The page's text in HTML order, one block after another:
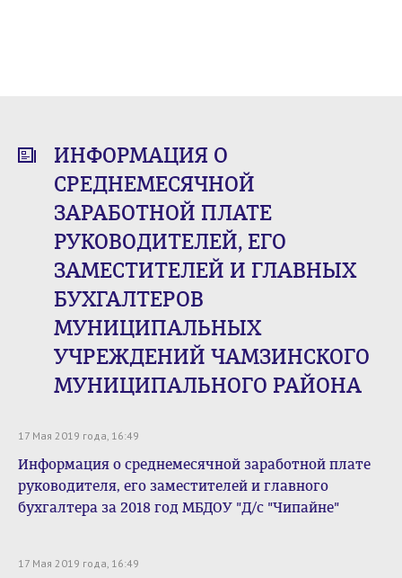
ИНФОРМАЦИЯ О
СРЕДНЕМЕСЯЧНОЙ
ЗАРАБОТНОЙ ПЛАТЕ
РУКОВОДИТЕЛЕЙ, ЕГО
ЗАМЕСТИТЕЛЕЙ И ГЛАВНЫХ
БУХГАЛТЕРОВ
МУНИЦИПАЛЬНЫХ
УЧРЕЖДЕНИЙ ЧАМЗИНСКОГО
МУНИЦИПАЛЬНОГО РАЙОНА
17 Мая 2019 года, 16:49
Информация о среднемесячной заработной плате
руководителя, его заместителей и главного
бухгалтера за 2018 год МБДОУ "Д/с "Чипайне"
17 Мая 2019 года, 16:49